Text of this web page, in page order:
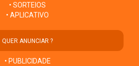
• SORTEIOS
• APLICATIVO
QUER ANUNCIAR ?
• PUBLICIDADE